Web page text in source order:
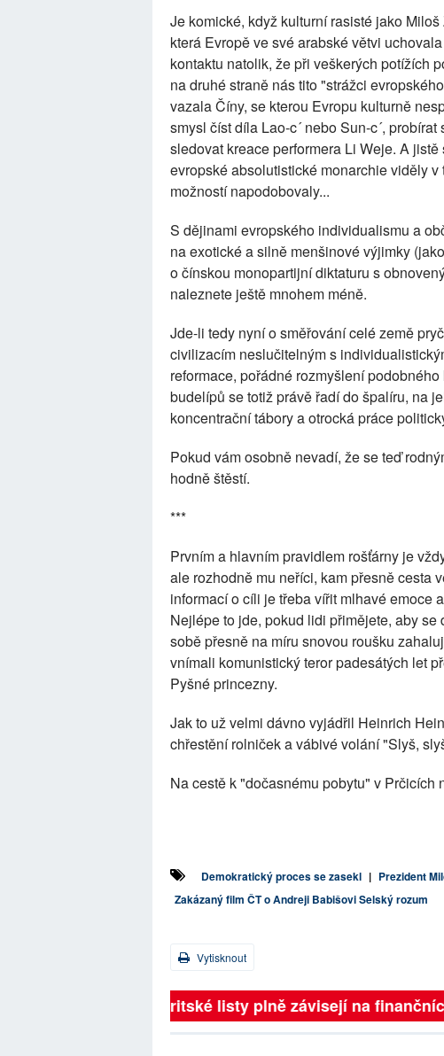
Je komické, když kulturní rasisté jako
která Evropě ve své arabské větvi
kontaktu natolik, že při veškerých potížích
na druhé straně nás tito "strážci
vazala Číny, se kterou Evropu kulturně
smysl číst díla Lao-c´ nebo Sun-c´,
sledovat kreace performera Li Weje. A
evropské absolutistické monarchie viděly
možností napodobovaly...
S dějinami evropského individualismu a
na exotické a silně menšinové výjimky
o čínskou monopartijní diktaturu s
naleznete ještě mnohem méně.
Jde-li tedy nyní o směřování celé země
civilizacím neslučitelným s
reformace, pořádné rozmyšlení
budelípů se totiž právě řadí do špalíru, na
koncentrační tábory a otrocká práce
Pokud vám osobně nevadí, že se teď
hodně štěstí.
***
Prvním a hlavním pravidlem rošťárny je
ale rozhodně mu neříci, kam přesně cesta
informací o cíli je třeba vířit mlhavé emoce
Nejlépe to jde, pokud lidi přimějete, aby
sobě přesně na míru snovou roušku
vnímali komunistický teror padesátých let
Pyšné princezny.
Jak to už velmi dávno vyjádřil Heinrich
chřestění rolniček a vábivé volání "Slyš,
Na cestě k "dočasnému pobytu" v Prčicích
Demokratický proces se zasekl | Prezident
Zakázaný film ČT o Andreji Babišovi Selský rozum
Vytisknout
Britské listy plně závisejí na